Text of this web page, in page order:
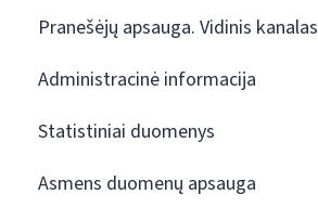
Pranešėjų apsauga. Vidinis kanalas
Administracinė informacija
Statistiniai duomenys
Asmens duomenų apsauga